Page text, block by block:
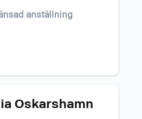
anställning
Oskarshamn